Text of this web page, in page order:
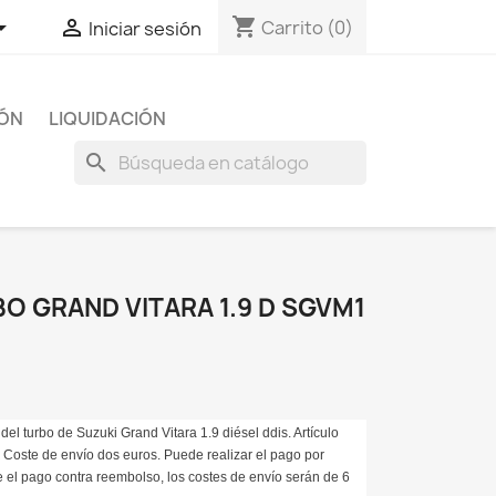
 Iniciar sesión shopping_cart Carrito (0)
LIQUIDACIÓN
search
GRAND VITARA 1.9 D SGVM1
turbo de Suzuki Grand Vitara 1.9 diésel ddis . Artículo
de envío dos euros. Puede realizar el pago por
pago contra reembolso, los costes de envío serán de 6